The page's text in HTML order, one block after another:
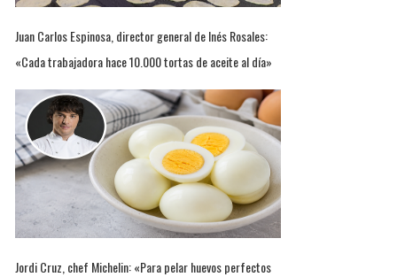
Juan Carlos Espinosa, director general de Inés Rosales:
«Cada trabajadora hace 10.000 tortas de aceite al día»
Jordi Cruz, chef Michelin: «Para pelar huevos perfectos